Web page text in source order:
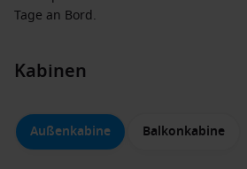
Tage an Bord.
Kabinen
Außenkabine Balkonkabine